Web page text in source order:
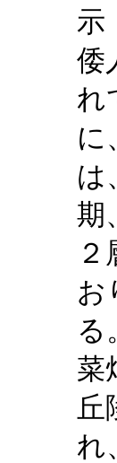
示
倭
れ
に
は
期
お
る
菜
丘
れ